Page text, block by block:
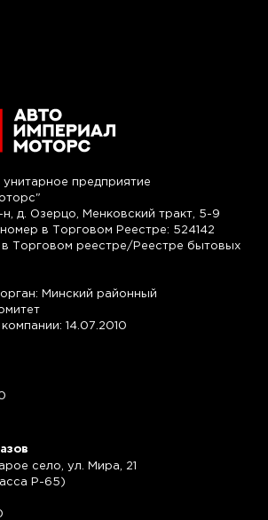
предприятие
н, д. Озерцо, Менковский тракт, 5-9
в Торговом Реестре: 524142
в Торговом реестре/Реестре бытовых
Минский районный
14.07.2010
село, ул. Мира, 21
P-65)